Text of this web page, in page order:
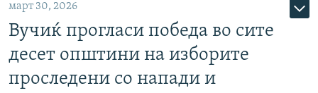
март 30, 2026
Вучиќ прогласи победа во сите
десет општини на изборите
проследени со напади и